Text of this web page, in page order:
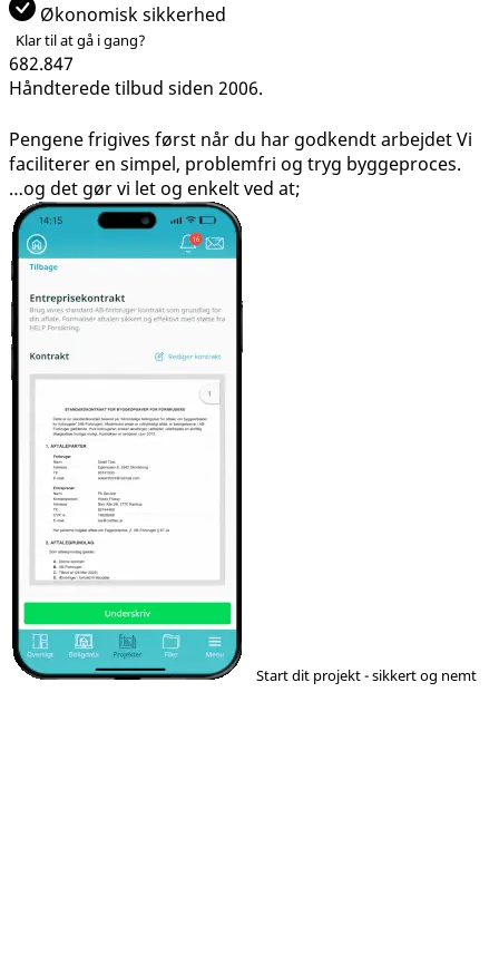
Økonomisk sikkerhed
Klar til at gå i gang?
682.847
Håndterede tilbud siden 2006.
Pengene frigives først når du har godkendt arbejdetVi
faciliterer en simpel, problemfri og tryg byggeproces.
…og det gør vi let og enkelt ved at;
Start dit projekt - sikkert og nemt